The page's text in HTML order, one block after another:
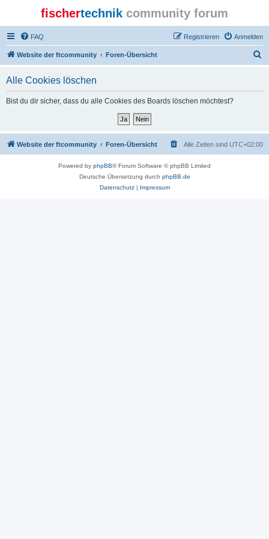
fischertechnik community forum
FAQ Anmelden
Registrieren
Website der ftcommunity Foren-Übersicht
Alle Cookies löschen
Bist du dir sicher, dass du alle Cookies des Boards löschen möchtest?
Website der ftcommunity Foren-Übersicht Alle Zeiten sind UTC+02:00
Powered by phpBB® Forum Software © phpBB Limited
Deutsche Übersetzung durch phpBB.de
Datenschutz| Impressum